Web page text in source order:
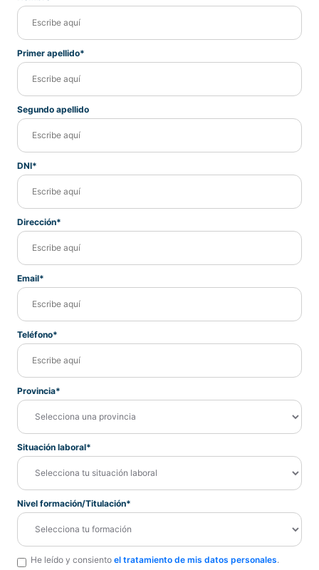
Primer apellido*
Segundo apellido
DNI*
Dirección*
Email*
Teléfono*
Provincia*
Situación laboral*
Nivel formación/Titulación*
He leído y consiento el tratamiento de mis datos personales.